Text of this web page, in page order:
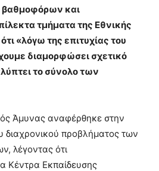
και
τμήματα της Εθνικής
«λόγω της επιτυχίας του
διαμορφώσει σχετικό
το σύνολο των
Άμυνας αναφέρθηκε στην
διαχρονικού προβλήματος των
λέγοντας ότι
Κέντρα Εκπαίδευσης